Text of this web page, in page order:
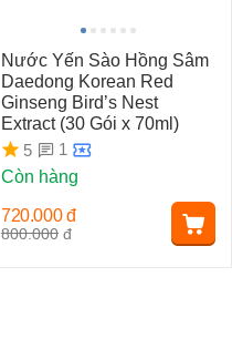
Nước Yến Sào Hồng Sâm
Daedong Korean Red
Ginseng Bird’s Nest
Extract (30 Gói x 70ml)
5
1
Còn hàng
800.000 đ
720.000 đ